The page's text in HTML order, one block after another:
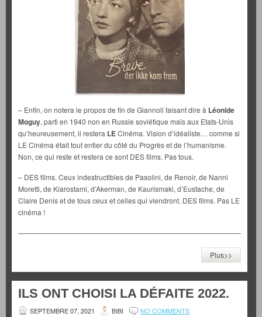
– Enfin, on notera le propos de fin de Giannoli faisant dire à Léonide
Moguy, parti en 1940 non en Russie soviétique mais aux Etats-Unis
qu’heureusement, il restera LECinéma. Vision d’idéaliste… comme si
LE Cinéma était tout entier du côté du Progrès et de l’humanisme.
Non, ce qui reste et restera ce sont DES films. Pas tous.
– DES films. Ceux indestructibles de Pasolini, de Renoir, de Nanni
Moretti, de Kiarostami, d’Akerman, de Kaurismaki, d’Eustache, de
Claire Denis et de tous ceux et celles qui viendront. DES films. Pas LE
cinéma !
—————————————————————————————————-
Plus>>
ILS ONT CHOISI LA DÉFAITE 2022.
SEPTEMBRE 07, 2021 BIBI NO COMMENTS